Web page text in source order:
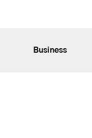
Business